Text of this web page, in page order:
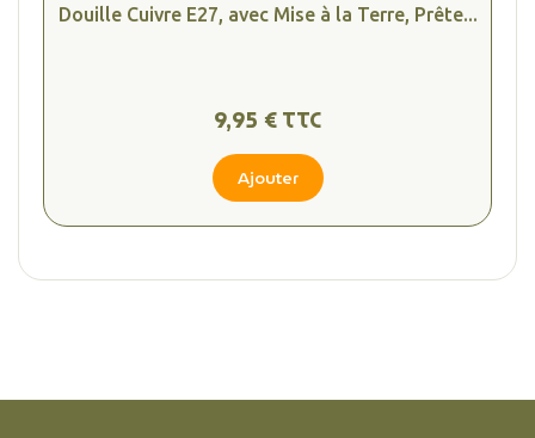
Douille Cuivre E27, avec Mise à la Terre, Prête...
9,95 € TTC
Ajouter